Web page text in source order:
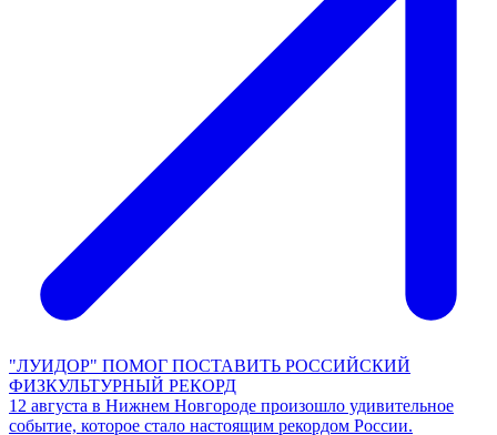
"ЛУИДОР" ПОМОГ ПОСТАВИТЬ РОССИЙСКИЙ
ФИЗКУЛЬТУРНЫЙ РЕКОРД
12 августа в Нижнем Новгороде произошло удивительное
событие, которое стало настоящим рекордом России.